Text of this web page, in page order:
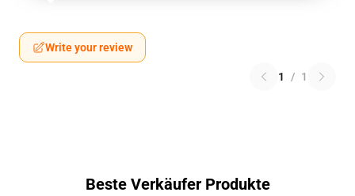
Write your review
1 / 1
Beste Verkäufer Produkte